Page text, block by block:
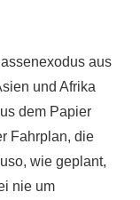
aus
und Afrika
dem Papier
Fahrplan, die
wie geplant,
nie um